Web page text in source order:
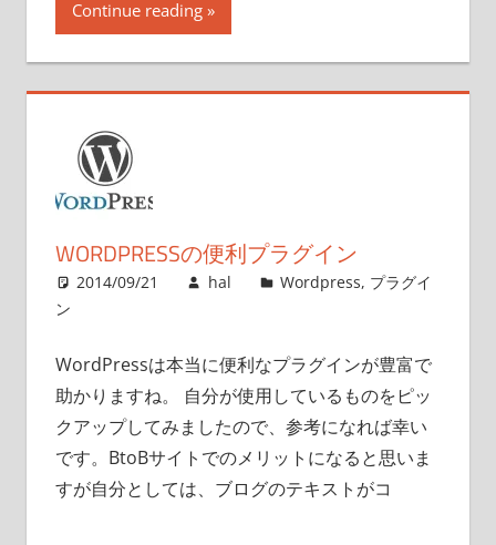
Continue reading
WORDPRESSの便利プラグイン
2014/09/21 hal Wordpress, プラグイ
ン
WordPressは本当に便利なプラグインが豊富で
助かりますね。 自分が使用しているものをピッ
クアップしてみましたので、参考になれば幸い
です。BtoBサイトでのメリットになると思いま
すが自分としては、ブログのテキストがコ